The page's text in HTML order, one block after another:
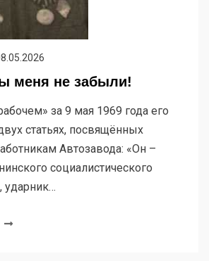
меня не забыли!
за 9 мая 1969 года его
статьях, посвящённых
Автозавода: «Он –
социалистического
ударник…